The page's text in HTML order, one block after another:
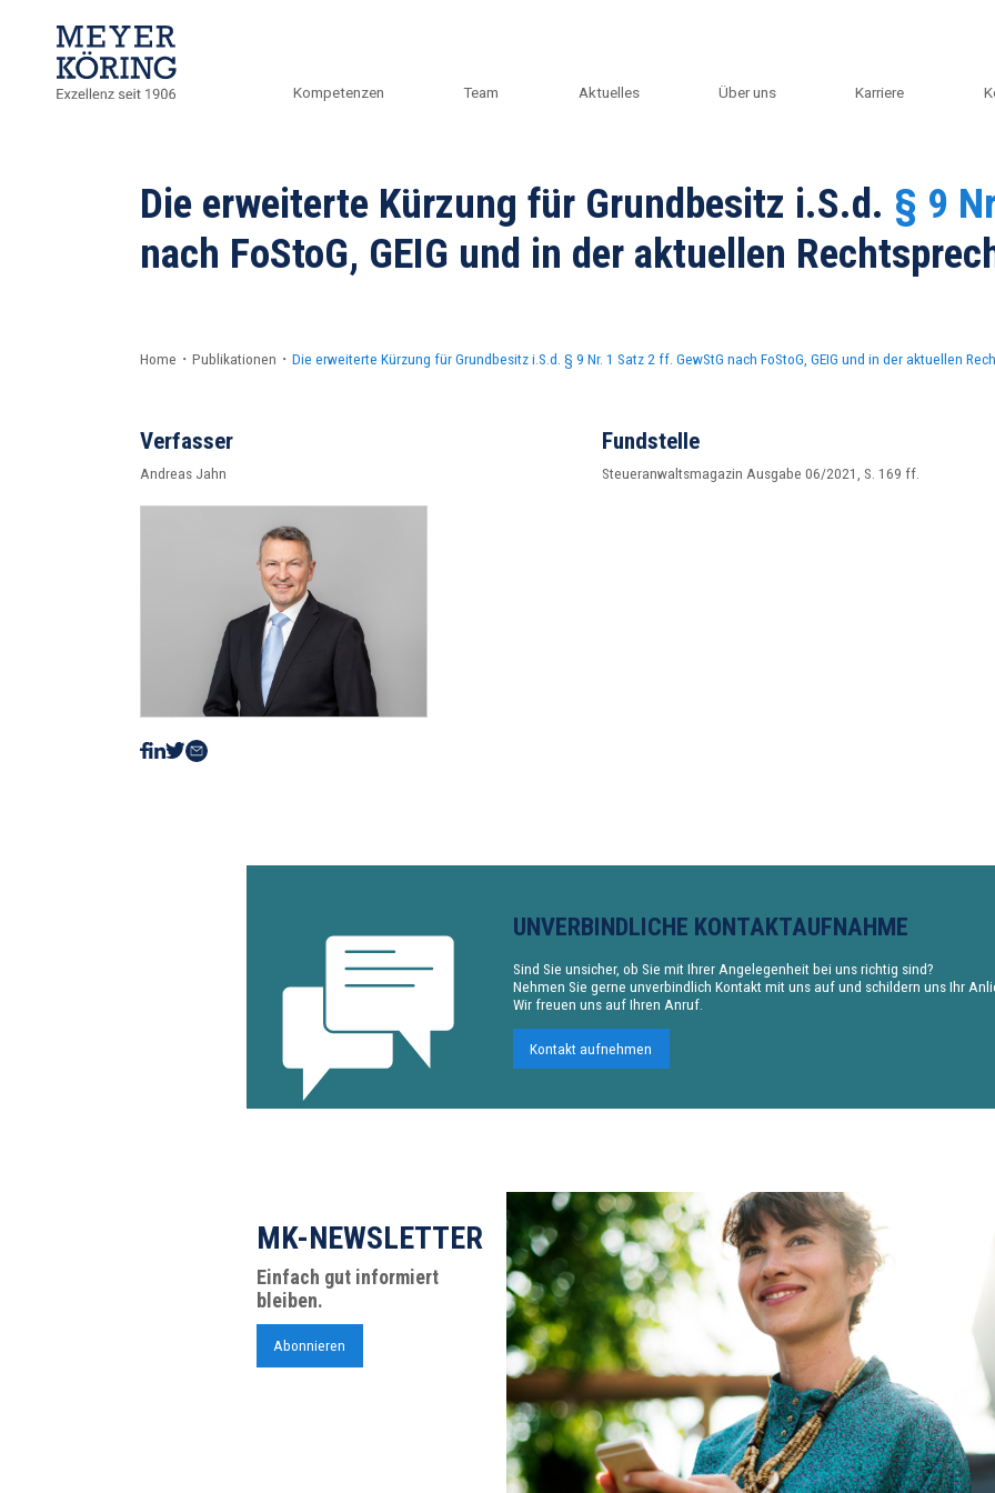
Kompetenzen Team Aktuelles Über uns Karriere
Die erweiterte Kürzung für Grundbesitz i.S.d. § 9
nach FoStoG, GEIG und in der aktuellen
Home ・ Publikationen ・ Die erweiterte Kürzung für Grundbesitz i.S.d. § 9 Nr. 1 Satz 2 ff. GewStG nach FoStoG, GEIG und in der aktuellen
Verfasser
Andreas Jahn
Fundstelle
Steueranwaltsmagazin Ausgabe 06/2021, S. 169 ff.
UNVERBINDLICHE KONTAKTAUFNAHME
Sind Sie unsicher, ob Sie mit Ihrer Angelegenheit bei uns richtig sind?
Nehmen Sie gerne unverbindlich Kontakt mit uns auf und schildern uns Ihr
Wir freuen uns auf Ihren Anruf.
Kontakt aufnehmen
MK-NEWSLETTER
Einfach gut informiert
bleiben.
Abonnieren